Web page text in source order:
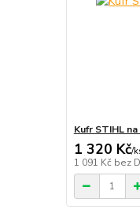
Kufr STIHL
1 320 Kč/
1 091 Kč bez